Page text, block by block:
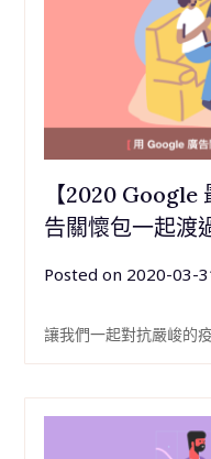
【2020
告關懷包一起渡
Posted on 2020-03-
讓我們一起對抗嚴峻的